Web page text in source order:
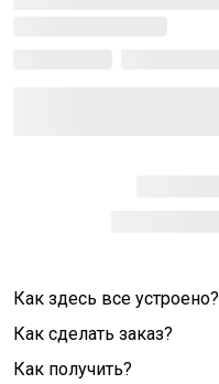
Как здесь все устроено?
Как сделать заказ?
Как получить?